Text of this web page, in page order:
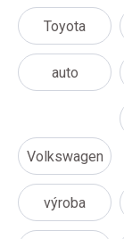
Toyota
auto
Volkswagen
výroba